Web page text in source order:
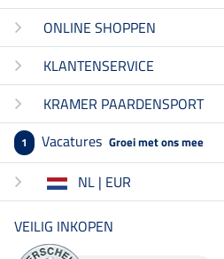
ONLINE SHOPPEN
KLANTENSERVICE
KRAMER PAARDENSPORT
1 Vacatures Groei met ons mee
NL | EUR
VEILIG INKOPEN